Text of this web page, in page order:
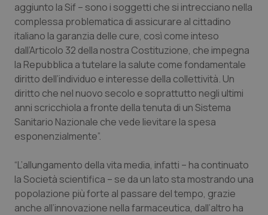
Oncologia & Nutrizione
Psoriasi & pelle
Quotidiano Cardiologia
Quotidiano Chirurgia
Quotidiano Oncologia
Quotidiano Pediatria
Rene & patologie urogenitali
aggiunto la Sif – sono i soggetti che si intrecciano nella
complessa problematica di assicurare al cittadino
italiano la garanzia delle cure, così come inteso
dall’Articolo 32 della nostra Costituzione, che impegna
la Repubblica a tutelare la salute come fondamentale
diritto dell’individuo e interesse della collettività. Un
diritto che nel nuovo secolo e soprattutto negli ultimi
anni scricchiola a fronte della tenuta di un Sistema
Sanitario Nazionale che vede lievitare la spesa
esponenzialmente”.
“L’allungamento della vita media, infatti – ha continuato
la Società scientifica – se da un lato sta mostrando una
popolazione più forte al passare del tempo, grazie
anche all’innovazione nella farmaceutica, dall’altro ha